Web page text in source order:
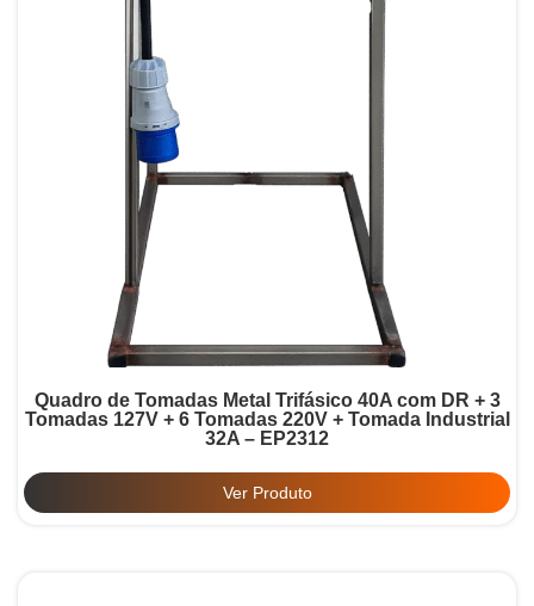
Quadro de Tomadas Metal Trifásico 40A com DR + 3
Tomadas 127V + 6 Tomadas 220V + Tomada Industrial
32A – EP2312
Ver Produto